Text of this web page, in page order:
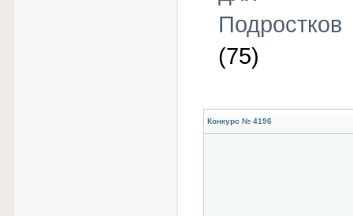
Подростков
(75)
Конкурс № 4196